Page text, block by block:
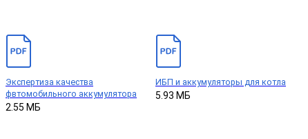
Экспертиза качества
фвтомобильного аккумулятора
2.55 МБ
ИБП и аккумуляторы для котла
5.93 МБ